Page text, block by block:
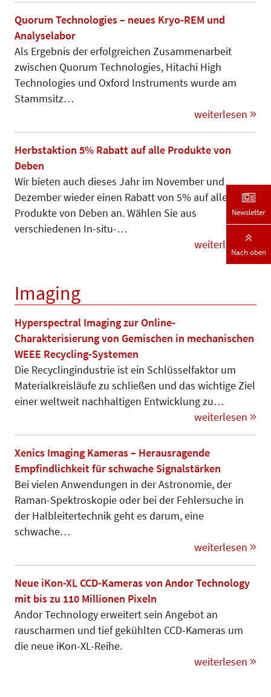
Quorum Technologies – neues Kryo-REM und
Analyselabor
Als Ergebnis der erfolgreichen Zu­sam­menarbeit
zwischen Quorum Tech­nologies, Hitachi High
Techno­lo­­­gies und Oxford Instruments wurde am
Stammsitz…
weiterlesen
Herbstaktion 5% Rabatt auf alle Produkte von
Deben
Wir bieten auch dieses Jahr im November und
Dezember wieder einen Rabatt von 5% auf alle
Produkte von Deben an. Wählen Sie aus
verschiedenen In-situ-…
weiterlesen
Imaging
Hyperspectral Imaging zur Online-
Charakterisierung von Gemischen in mechanischen
WEEE Recycling-Systemen
Die Recyclingindustrie ist ein Schlüssel­faktor um
Materialkreisläufe zu schließen und das wichtige Ziel
einer weltweit nachhaltigen Entwicklung zu…
weiterlesen
Xenics Imaging Kameras – Herausragende
Empfindlichkeit für schwache Signalstärken
Bei vielen Anwendungen in der Astro­nomie, der
Raman-Spektro­sko­pie oder bei der Fehler­suche in
der Halb­leitertechnik geht es darum, eine
schwache…
weiterlesen
Neue iKon-XL CCD-Kameras von Andor Technology
mit bis zu 110 Millionen Pixeln
Andor Technology erweitert sein Angebot an
rauscharmen und tief gekühlten CCD-Kameras um
die neue iKon-XL-Reihe.
weiterlesen
Newsletter
Nach oben